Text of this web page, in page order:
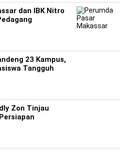
dan IBK Nitro
23 Kampus,
Tangguh
Zon Tinjau